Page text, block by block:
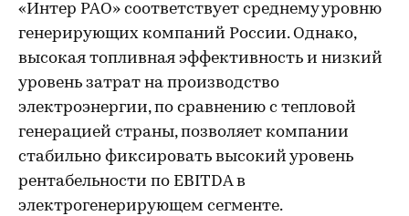
«Интер РАО» соответствует среднему уровню
генерирующих компаний России. Однако,
высокая топливная эффективность и низкий
уровень затрат на производство
электроэнергии, по сравнению с тепловой
генерацией страны, позволяет компании
стабильно фиксировать высокий уровень
рентабельности по EBITDA в
электрогенерирующем сегменте.